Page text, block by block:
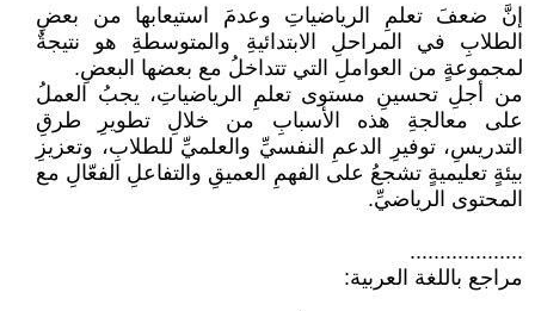
إنَّ ضعفَ تعلمِ الرياضياتِ وعدمَ استيعابها من بعضِ
الطلابِ في المراحلِ الابتدائيةِ والمتوسطةِ هو نتيجةٌ
لمجموعةٍ من العواملِ التي تتداخلُ مع بعضها البعضِ.
من أجلِ تحسينِ مستوى تعلمِ الرياضياتِ، يجبُ العملُ
على معالجةِ هذه الأسبابِ من خلالِ تطويرِ طرقِ
التدريسِ، توفيرِ الدعمِ النفسيِّ والعلميِّ للطلابِ، وتعزيزِ
بيئةٍ تعليميةٍ تشجعُ على الفهمِ العميقِ والتفاعلِ الفعّالِ مع
المحتوى الرياضيِّ.
...................
مراجع باللغة العربية: